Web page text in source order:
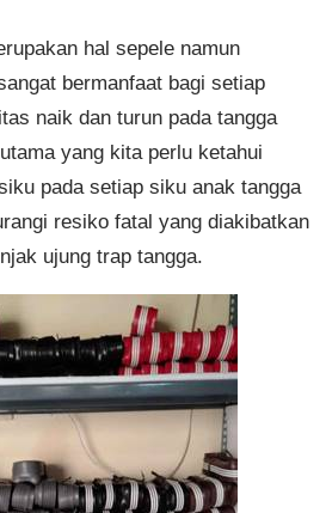
hal sepele namun
bermanfaat bagi setiap
naik dan turun pada tangga
yang kita perlu ketahui
pada setiap siku anak tangga
resiko fatal yang diakibatkan
ujung trap tangga.